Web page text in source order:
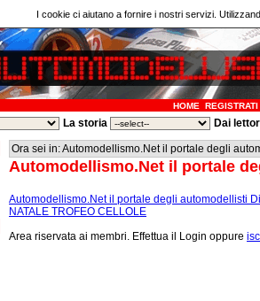
I cookie ci aiutano a fornire i nostri servizi.
HOME REGISTRATI
La storia Dai
Ora sei in: Automodellismo.Net il portale degli
Automodellismo.Net il portale
Automodellismo.Net il portale degli automodellisti
NATALE TROFEO CELLOLE
Area riservata ai membri. Effettua il Login oppure